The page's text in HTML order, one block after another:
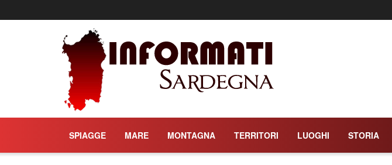
SPIAGGE MARE MONTAGNA TERRITORI LUOGHI STORIA